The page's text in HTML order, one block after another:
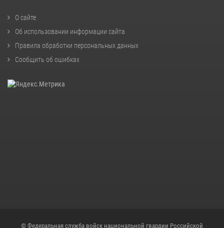
О сайте
Об использовании информации сайта
Правила обработки персональных данных
Сообщить об ошибках
© Федеральная служба войск национальной гвардии Российской